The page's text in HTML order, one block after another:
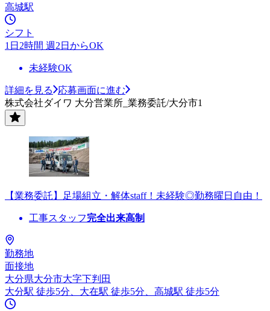
高城駅
シフト
1日2時間 週2日からOK
未経験OK
詳細を見る
応募画面に進む
株式会社ダイワ 大分営業所_業務委託/大分市1
【業務委託】足場組立・解体staff！未経験◎勤務曜日自由！
工事スタッフ完全出来高制
勤務地
面接地
大分県大分市大字下判田
大分駅 徒歩5分、大在駅 徒歩5分、高城駅 徒歩5分